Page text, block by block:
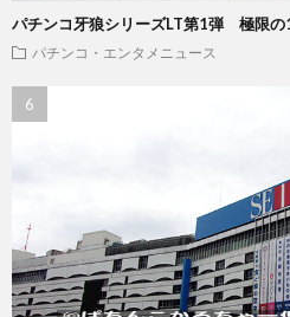
パチンコ牙狼シリーズLT第1弾 極限の
パチンコ・エンタメニュース